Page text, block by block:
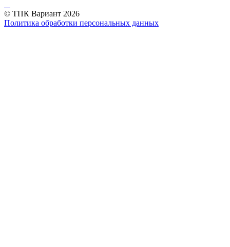
© ТПК Вариант 2026
Политика обработки персональных данных